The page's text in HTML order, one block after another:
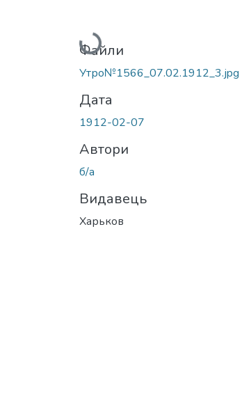
Вантажиться...
Файли
Утро№1566_07.02.1912_3.jpg
Дата
1912-02-07
Автори
б/а
Видавець
Харьков